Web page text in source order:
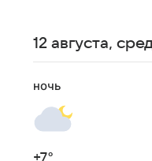
12 августа,
ночь
+7°